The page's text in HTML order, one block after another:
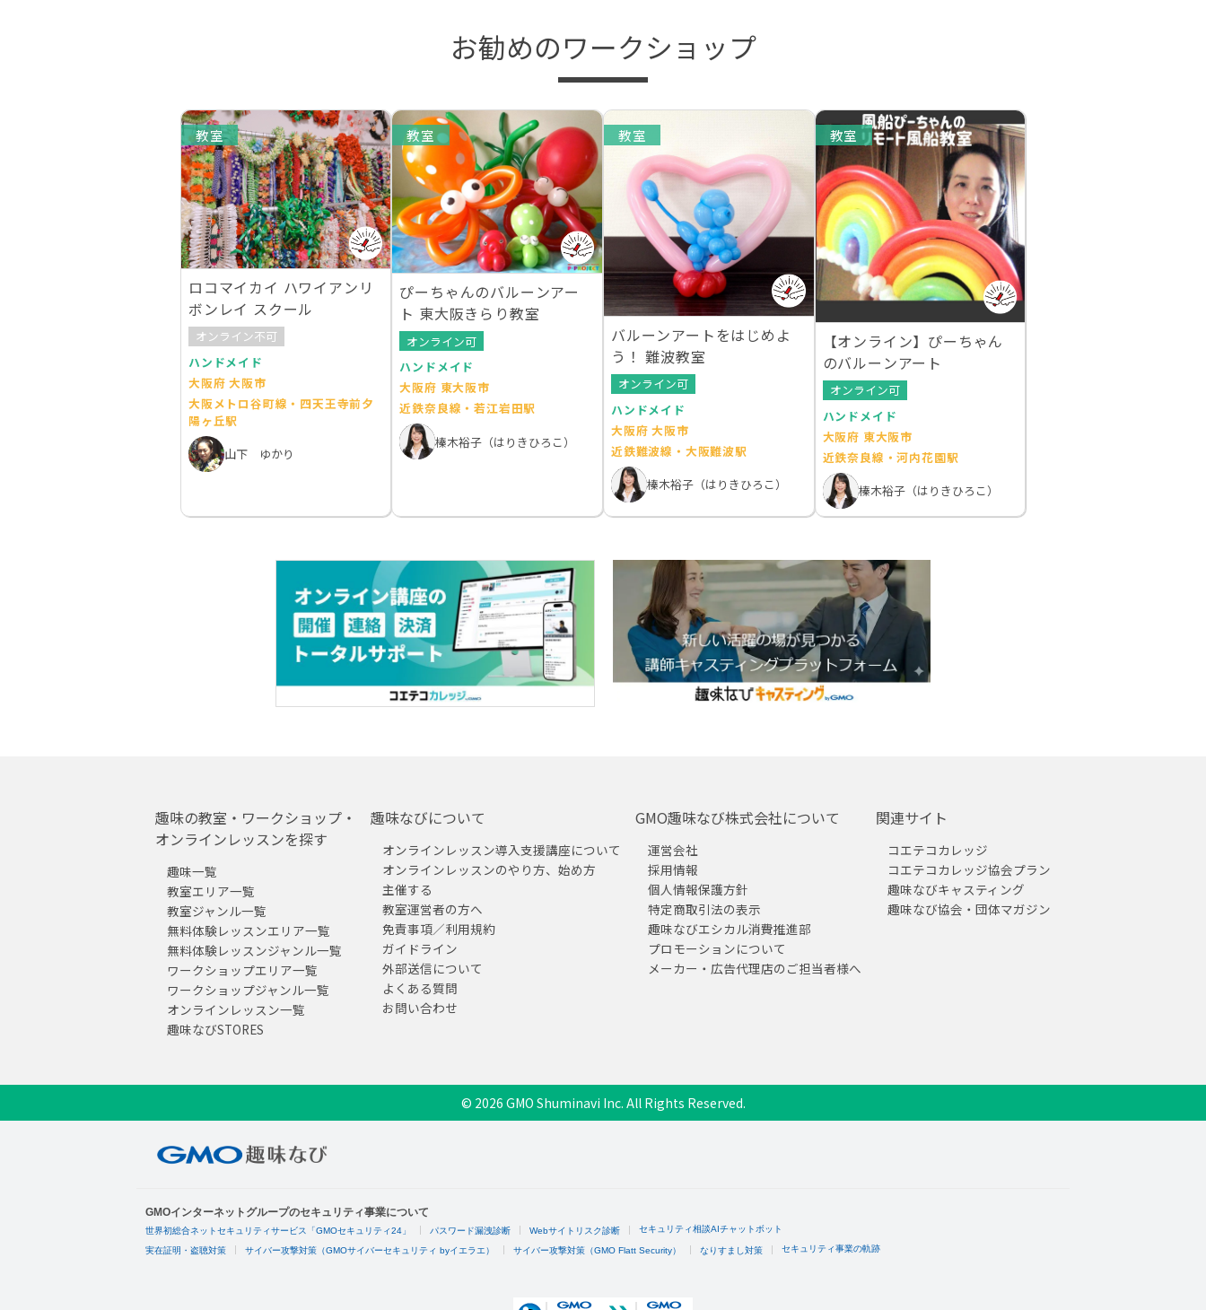
お勧めのワークショップ
教室
ロコマイカイ ハワイアンリ
ボンレイ スクール
オンライン不可
ハンドメイド
大阪府 大阪市
大阪メトロ谷町線・四天王寺前夕
陽ヶ丘駅
山下 ゆかり
教室
ぴーちゃんのバルーンアー
ト 東大阪きらり教室
オンライン可
ハンドメイド
大阪府 東大阪市
近鉄奈良線・若江岩田駅
榛木裕子（はりきひろこ）
教室
バルーンアートをはじめよ
う！ 難波教室
オンライン可
ハンドメイド
大阪府 大阪市
近鉄難波線・大阪難波駅
榛木裕子（はりきひろこ）
教室
【オンライン】ぴーちゃん
のバルーンアート
オンライン可
ハンドメイド
大阪府 東大阪市
近鉄奈良線・河内花園駅
榛木裕子（はりきひろこ）
趣味の教室・ワークショップ・
オンラインレッスンを探す
趣味一覧
教室エリア一覧
教室ジャンル一覧
無料体験レッスンエリア一覧
無料体験レッスンジャンル一覧
ワークショップエリア一覧
ワークショップジャンル一覧
オンラインレッスン一覧
趣味なびSTORES
趣味なびについて
オンラインレッスン導入支援講座について
オンラインレッスンのやり方、始め方
主催する
教室運営者の方へ
免責事項／利用規約
ガイドライン
外部送信について
よくある質問
お問い合わせ
GMO趣味なび株式会社について
運営会社
採用情報
個人情報保護方針
特定商取引法の表示
趣味なびエシカル消費推進部
プロモーションについて
メーカー・広告代理店のご担当者様へ
関連サイト
コエテコカレッジ
コエテコカレッジ協会プラン
趣味なびキャスティング
趣味なび協会・団体マガジン
© 2026 GMO Shuminavi Inc. All Rights Reserved.